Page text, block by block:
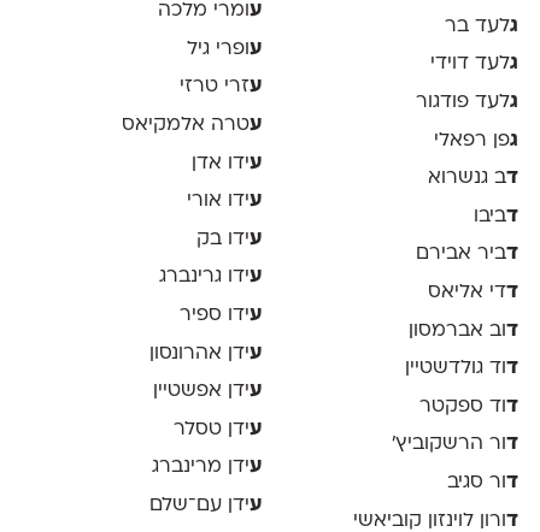
גלעד בר
גלעד דוידי
גלעד פודגור
גפן רפאלי
דב גנשרוא
דביבו
דביר אבירם
דדי אליאס
דוב אברמסון
דוד גולדשטיין
דוד ספקטר
דור הרשקוביץ׳
דור סגיב
דורון לוינזון קוביאשי
עומרי מלכה
ע ופרי גיל
עזרי טרזי
עטרה אלמקיאס
עידו אדן
עידו אורי
עידו בק
עידו גרינברג
עידו ספיר
עידן אהרונסון
עידן אפשטיין
עידן טסלר
עידן מרינברג
עידן עם־שלם